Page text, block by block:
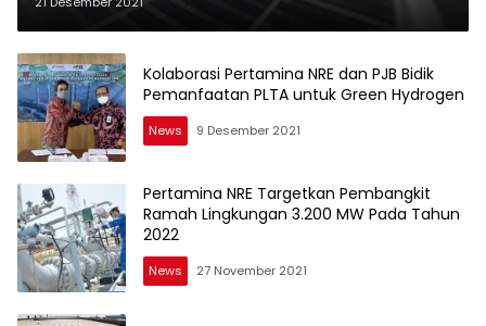
Kolaborasi Pertamina NRE dan PJB Bidik
Pemanfaatan PLTA untuk Green Hydrogen
News 9 Desember 2021
Pertamina NRE Targetkan Pembangkit
Ramah Lingkungan 3.200 MW Pada Tahun
2022
News 27 November 2021